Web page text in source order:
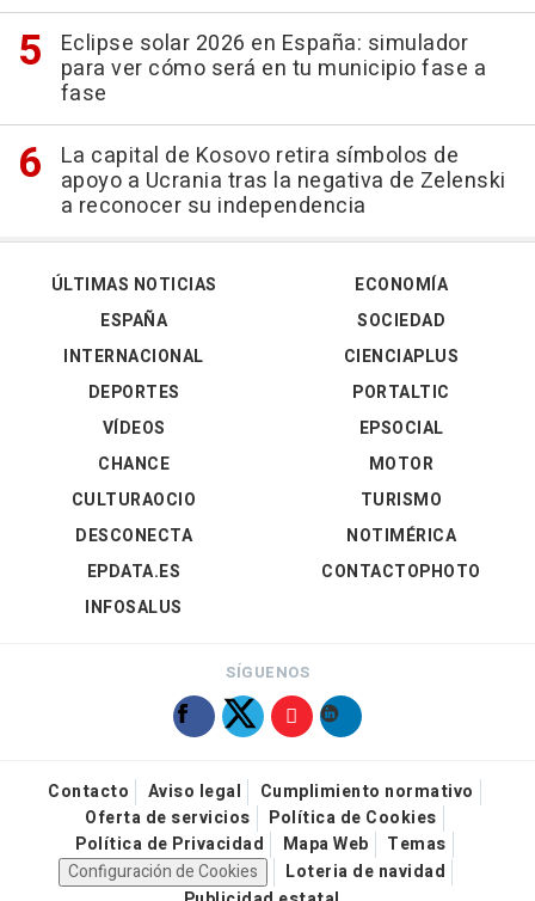
Eclipse solar 2026 en España: simulador
para ver cómo será en tu municipio fase a
fase
La capital de Kosovo retira símbolos de
apoyo a Ucrania tras la negativa de Zelenski
a reconocer su independencia
ÚLTIMAS NOTICIAS
ESPAÑA
INTERNACIONAL
DEPORTES
VÍDEOS
ECONOMÍA
SOCIEDAD
CIENCIAPLUS
PORTALTIC
EPSOCIAL
CHANCE
CULTURAOCIO
DESCONECTA
EPDATA.ES
INFOSALUS
MOTOR
TURISMO
NOTIMÉRICA
CONTACTOPHOTO
SÍGUENOS
Contacto Aviso legal
Cumplimiento normativo
Oferta de servicios
Política de Cookies
Política de Privacidad
Mapa Web
Temas
Configuración de Cookies
Loteria de navidad